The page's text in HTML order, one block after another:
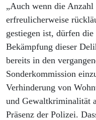
„Auch wenn die
erfreulicherweise
gestiegen ist, dürfen
Bekämpfung dieser
bereits in den
Sonderkommission
Verhinderung von
und Gewaltkriminalität
Präsenz der Polizei.